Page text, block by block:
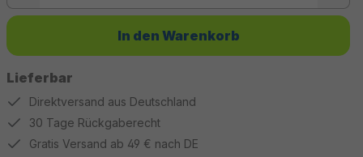
Lieferbar
In den Warenkorb
Direktversand aus Deutschland
30 Tage Rückgaberecht
Gratis Versand ab 49 € nach DE